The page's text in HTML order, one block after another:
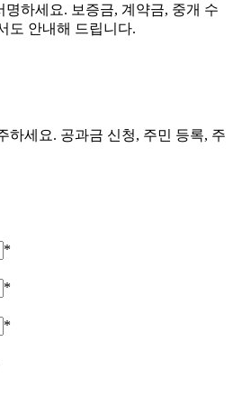
하세요. 보증금, 계약금, 중개 수
도 안내해 드립니다.
하세요. 공과금 신청, 주민 등록, 주
*
*
*